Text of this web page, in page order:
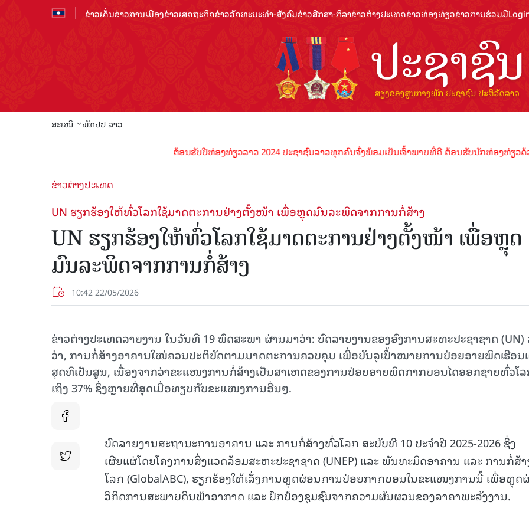
ຂ່າວເດັ່ນຂ່າວການເມືອງຂ່າວເສດຖະກິດຂ່າວວັດທະນະທຳ-ສັງຄົມຂ່າວສືກສາ-ກິລາຂ່າວຕ່າງປະເທດຂ່າວທ່ອງທ່ຽວຂ່າວການຮ່ວມມື
ສະເໜີ ພັກປປ ລາວ
ຕ້ອນຮັບປີທ່ອງທ່ຽວລາວ 2024 ປະຊາຊົນລາວທຸກຄົນຈົ່ງພ້ອມເປັນເຈົ້າພາບທີ່ດີ ຕ້ອນຮັບນັກທ່ອງທ່ຽວດ້ວຍໄມ
ຂ່າວຕ່າງປະເທດ
UN ຮຽກຮ້ອງໃຫ້ທົ່ວໂລກໃຊ້ມາດຕະການຢ່າງຕັ້ງໜ້າ ເພື່ອຫຼຸດມົນລະພິດຈາກການກໍ່ສ້າງ
UN ຮຽກຮ້ອງໃຫ້ທົ່ວໂລກໃຊ້ມາດຕະການຢ່າງຕັ້ງໜ້າ ເພື່ອຫຼຸດ
ມົນລະພິດຈາກການກໍ່ສ້າງ
10:42 22/05/2026
ຂ່າວຕ່າງປະເທດລາຍງານ ໃນວັນທີ 19 ພຶດສະພາ ຜ່ານມາວ່າ: ບົດລາຍງານຂອງອົງການສະຫະປະຊາຊາດ (UN)
ວ່າ, ການກໍ່ສ້າງອາຄານໃໝ່ຄວນປະຕິບັດຕາມມາດຕະການຄວບຄຸມ ເພື່ອບັນລຸເປົ້າໝາຍການປ່ອຍອາຍພິດເຮືອນ
ສຸດທິເປັນສູນ, ເນື່ອງຈາກວ່າຂະແໜງການກໍ່ສ້າງເປັນສາເຫດຂອງການປ່ອຍອາຍພິດກາກບອນໄດອອກຊາຍທົ່ວໂ
ເຖິງ 37% ຊຶ່ງຫຼາຍທີ່ສຸດເມື່ອທຽບກັບຂະແໜງການອື່ນໆ.
ບົດລາຍງານສະຖານະການອາຄານ ແລະ ການກໍ່ສ້າງທົ່ວໂລກ ສະບັບທີ 10 ປະຈຳປີ 2025-2026 ຊຶ່ງ
ເຜີຍແຜ່ໂດຍໂຄງການສິ່ງແວດລ້ອມສະຫະປະຊາຊາດ (UNEP) ແລະ ພັນທະມິດອາຄານ ແລະ ການກໍ່ສ້
ໂລກ (GlobalABC), ຮຽກຮ້ອງໃຫ້ເລັ່ງການຫຼຸດຜ່ອນການປ່ອຍກາກບອນໃນຂະແໜງການນີ້ ເພື່ອຫຼຸດ
ວິກິດການສະພາບດິນຟ້າອາກາດ ແລະ ປົກປ້ອງຊຸມຊົນຈາກຄວາມຜັນຜວນຂອງລາຄາພະລັງງານ.